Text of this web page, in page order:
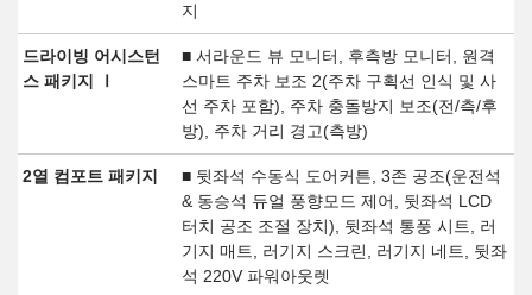
지
드라이빙 어시스턴
스 패키지 Ⅰ
■ 서라운드 뷰 모니터, 후측방 모니터, 원격
스마트 주차 보조 2(주차 구획선 인식 및 사
선 주차 포함), 주차 충돌방지 보조(전/측/후
방), 주차 거리 경고(측방)
2열 컴포트 패키지
■ 뒷좌석 수동식 도어커튼, 3존 공조(운전석
& 동승석 듀얼 풍향모드 제어, 뒷좌석 LCD
터치 공조 조절 장치), 뒷좌석 통풍 시트, 러
기지 매트, 러기지 스크린, 러기지 네트, 뒷좌
석 220V 파워아웃렛